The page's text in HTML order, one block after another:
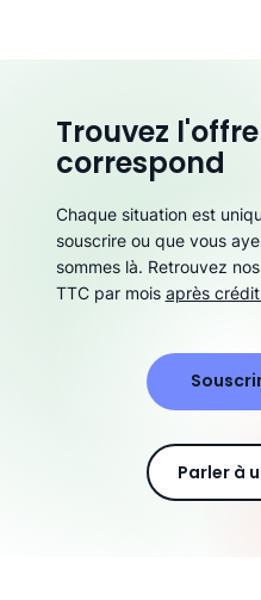
Trouvez
correspond
Chaque situation est
souscrire ou que vous
sommes là. Retrouvez
TTC par mois après
Parler à